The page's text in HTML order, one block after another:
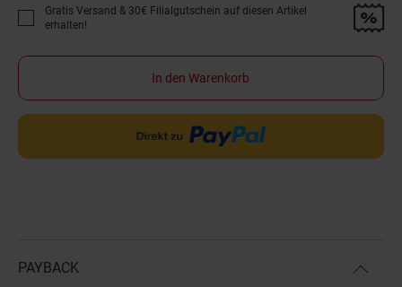
Promotion "Gratis Versand &amp; 30€ Filialgutschein auf diesen Artikel
Gratis Versand & 30€ Filialgutschein auf diesen Artikel
erhalten!
In den Warenkorb
PAYBACK